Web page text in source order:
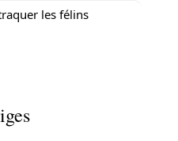
les félins